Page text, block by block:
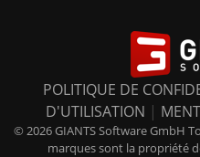
POLITIQUE DE
D'UTILISATION |
© 2026 GIANTS Software GmbH
marques sont la propriété